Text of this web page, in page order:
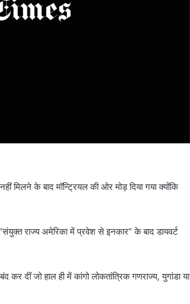
मिलने के बाद मॉन्ट्रियल की ओर मोड़ दिया गया क्योंकि
राज्य अमेरिका में प्रवेश से इनकार” के बाद डायवर्ट
कर दीं जो हाल ही में कांगो लोकतांत्रिक गणराज्य, युगांडा या